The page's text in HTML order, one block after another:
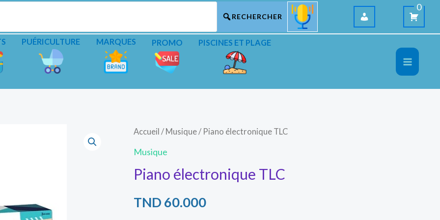
0
PUÉRICULTURE MARQUES PROMO PISCINES ET PLAGE
Accueil / Musique/ Piano électronique TLC
Musique
Piano électronique TLC
TND 60.000